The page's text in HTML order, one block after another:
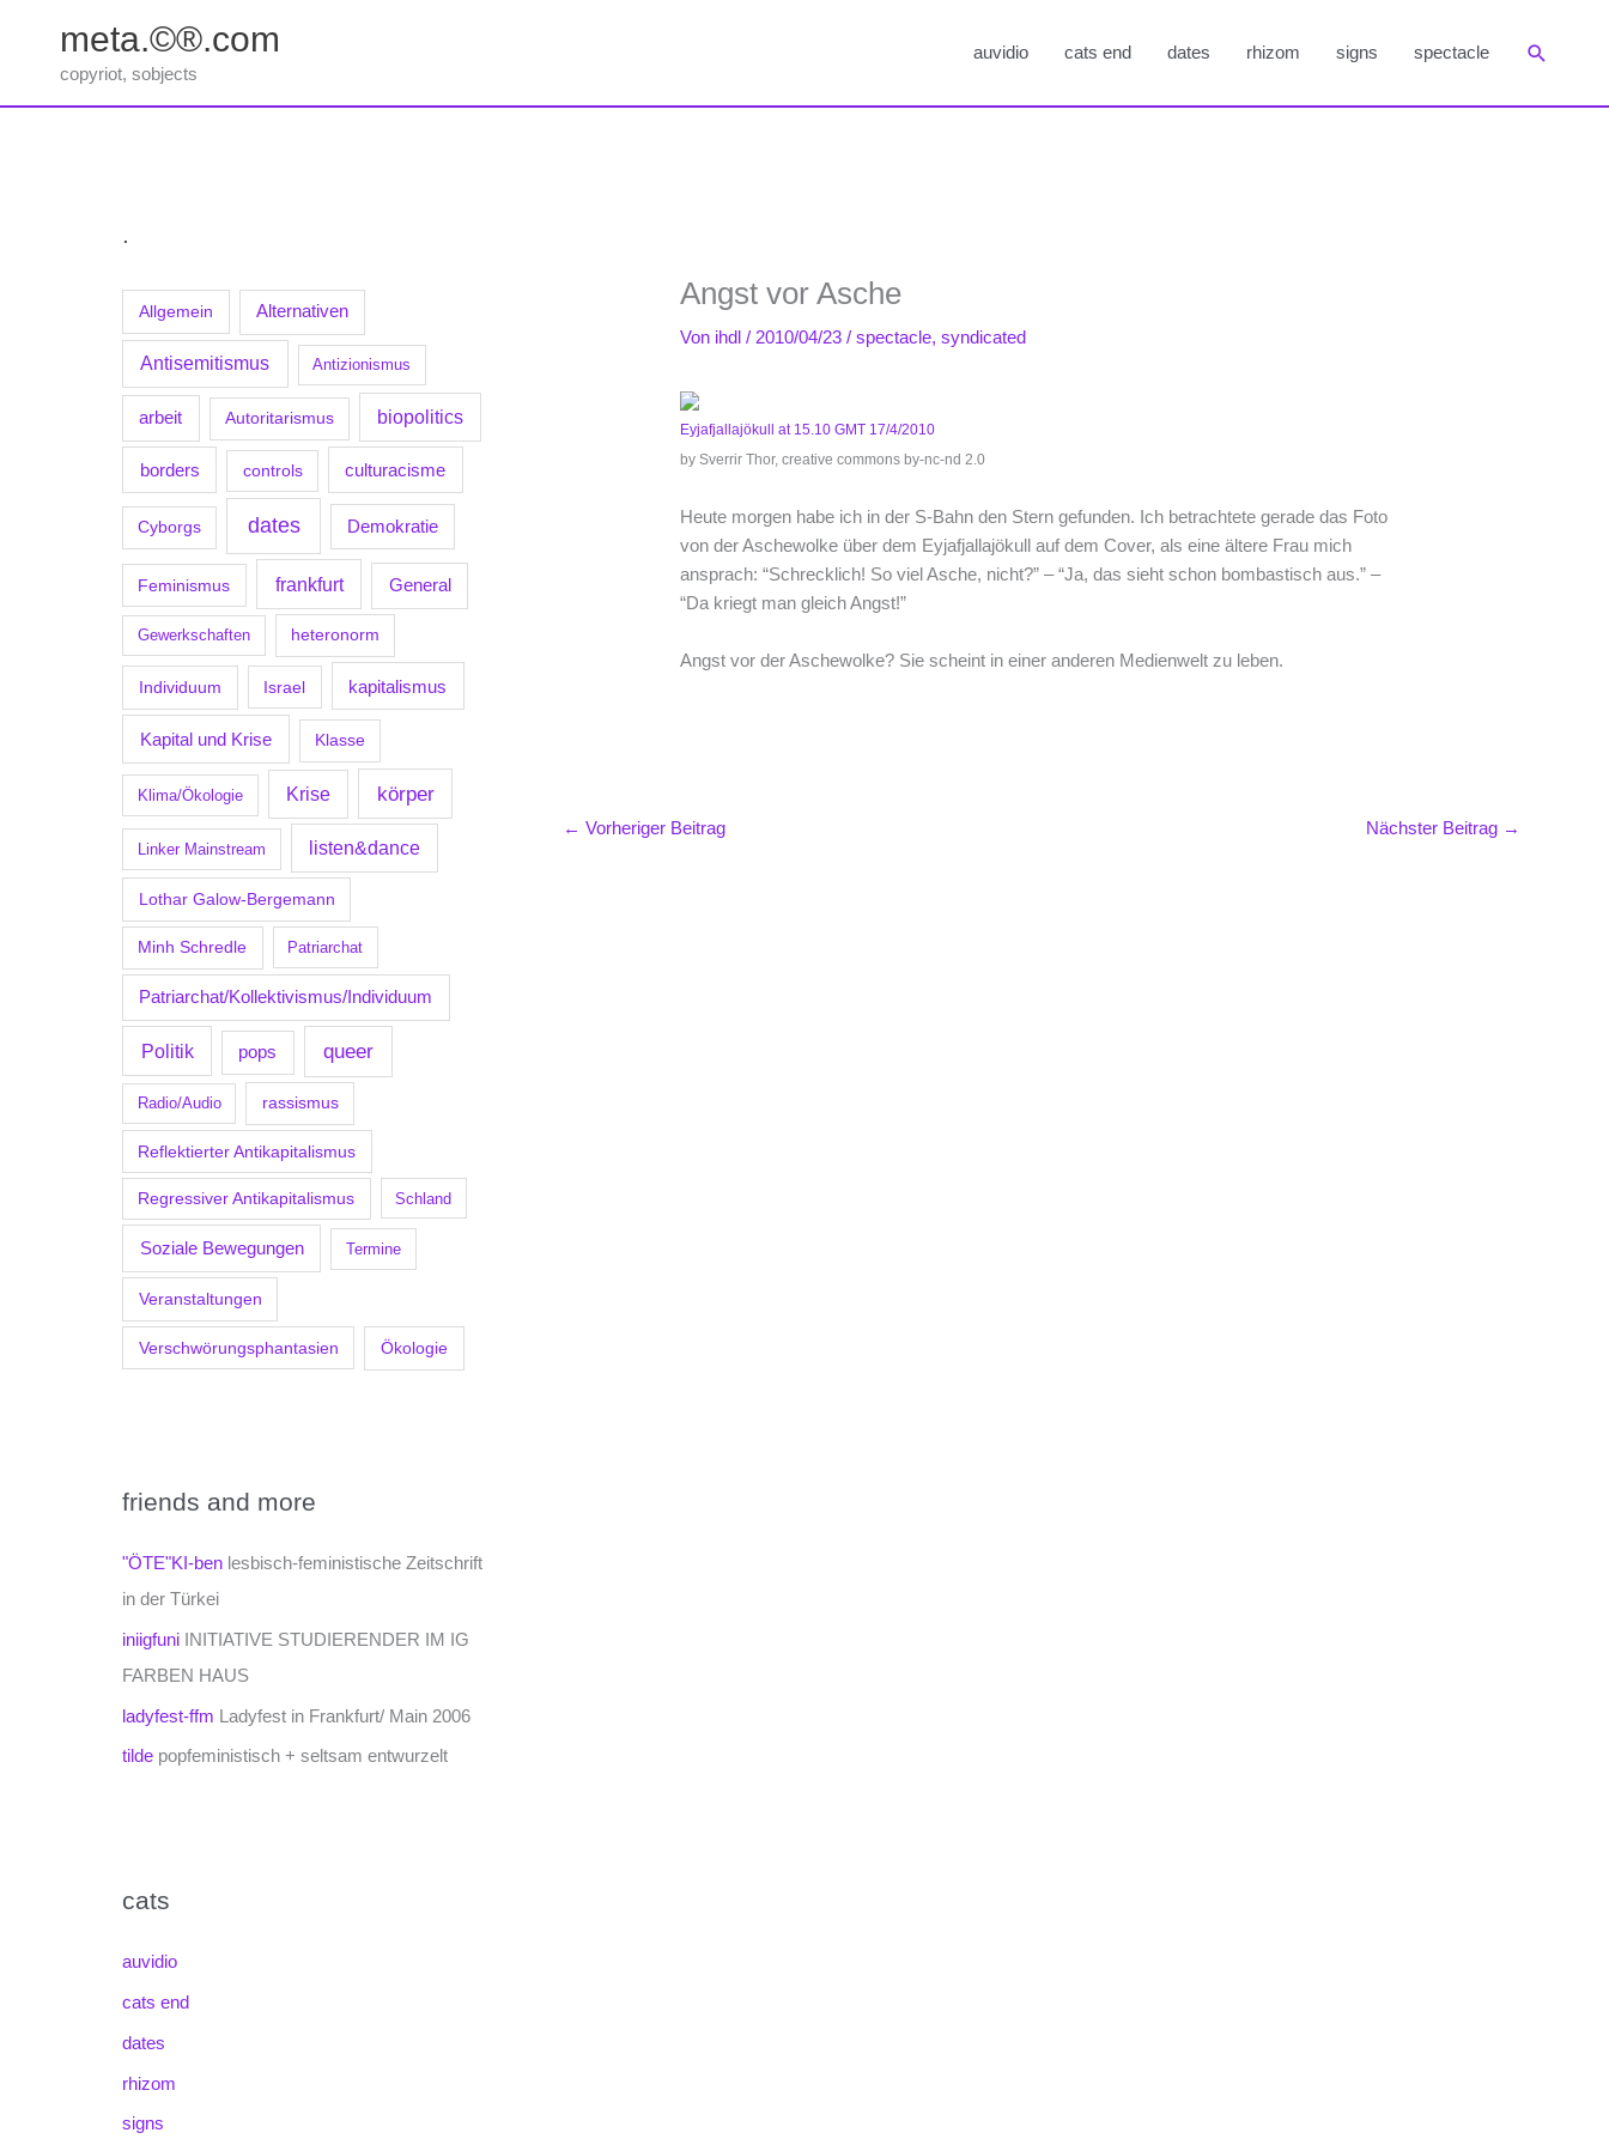
springen
meta.©®.com
copyriot, sobjects
auvidio cats end dates rhizom signs spectacle Suchen
.
Allgemein Alternativen
Antisemitismus Antizionismus
arbeit Autoritarismus biopolitics
borders controls culturacisme
Cyborgs dates Demokratie
Feminismus frankfurt General
Gewerkschaften heteronorm
Individuum Israel kapitalismus
Kapital und Krise Klasse
Klima/Ökologie Krise körper
Linker Mainstream listen&dance
Lothar Galow-Bergemann
Minh Schredle Patriarchat
Patriarchat/Kollektivismus/Individuum
Politik pops queer
Radio/Audio rassismus
Reflektierter Antikapitalismus
Regressiver Antikapitalismus Schland
Soziale Bewegungen Termine
Veranstaltungen
Verschwörungsphantasien Ökologie
friends and more
"ÖTE"KI-ben lesbisch-feministische Zeitschrift
in der Türkei
iniigfuni INITIATIVE STUDIERENDER IM IG
FARBEN HAUS
ladyfest-ffm Ladyfest in Frankfurt/ Main 2006
tilde popfeministisch + seltsam entwurzelt
cats
auvidio
cats end
dates
rhizom
signs
Angst vor Asche
Von ihdl/ 2010/04/23/spectacle,syndicated
Eyjafjallajökull at 15.10 GMT 17/4/2010
by Sverrir Thor, creative commons by-nc-nd 2.0
Heute morgen habe ich in der S-Bahn den Stern gefunden. Ich betrachtete gerade das Foto
von der Aschewolke über dem Eyjafjallajökull auf dem Cover, als eine ältere Frau mich
ansprach: “Schrecklich! So viel Asche, nicht?” – “Ja, das sieht schon bombastisch aus.” –
“Da kriegt man gleich Angst!”
Angst vor der Aschewolke? Sie scheint in einer anderen Medienwelt zu leben.
← Vorheriger Beitrag Nächster Beitrag →